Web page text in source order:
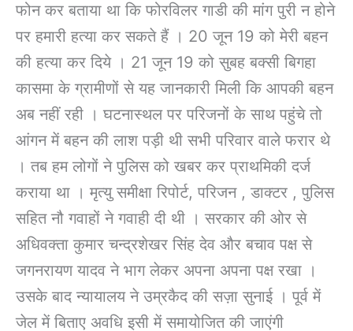
फोन कर बताया था कि फोरविलर गाडी की मांग पुरी न होने
पर हमारी हत्या कर सकते हैं । 20 जून 19 को मेरी बहन
की हत्या कर दिये । 21 जून 19 को सुबह बक्सी बिगहा
कासमा के ग्रामीणों से यह जानकारी मिली कि आपकी बहन
अब नहीं रही । घटनास्थल पर परिजनों के साथ पहुंचे तो
आंगन में बहन की लाश पड़ी थी सभी परिवार वाले फरार थे
। तब हम लोगों ने पुलिस को खबर कर प्राथमिकी दर्ज
कराया था । मृत्यु समीक्षा रिपोर्ट, परिजन , डाक्टर , पुलिस
सहित नौ गवाहों ने गवाही दी थी । सरकार की ओर से
अधिवक्ता कुमार चन्द्रशेखर सिंह देव और बचाव पक्ष से
जगनरायण यादव ने भाग लेकर अपना अपना पक्ष रखा ।
उसके बाद न्यायालय ने उम्रकैद की सज़ा सुनाई । पूर्व में
जेल में बिताए अवधि इसी में समायोजित की जाएंगी